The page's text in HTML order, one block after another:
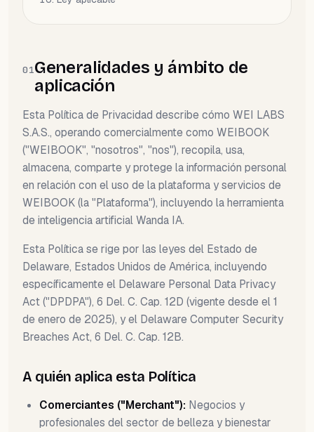
01Generalidades y ámbito de
aplicación
Esta Política de Privacidad describe cómo WEI LABS
S.A.S., operando comercialmente como WEIBOOK
("WEIBOOK", "nosotros", "nos"), recopila, usa,
almacena, comparte y protege la información personal
en relación con el uso de la plataforma y servicios de
WEIBOOK (la "Plataforma"), incluyendo la herramienta
de inteligencia artificial Wanda IA.
Esta Política se rige por las leyes del Estado de
Delaware, Estados Unidos de América, incluyendo
específicamente el Delaware Personal Data Privacy
Act ("DPDPA"), 6 Del. C. Cap. 12D (vigente desde el 1
de enero de 2025), y el Delaware Computer Security
Breaches Act, 6 Del. C. Cap. 12B.
A quién aplica esta Política
Comerciantes ("Merchant"): Negocios y
profesionales del sector de belleza y bienestar